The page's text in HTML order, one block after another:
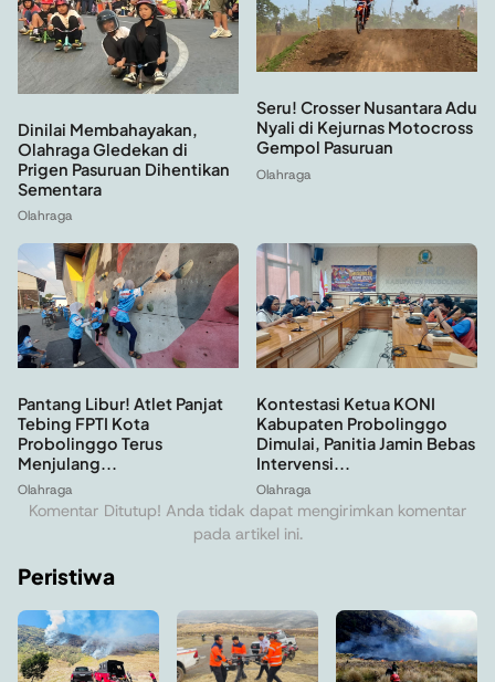
Dinilai Membahayakan,
Olahraga Gledekan di
Prigen Pasuruan Dihentikan
Sementara
Olahraga
Seru! Crosser Nusantara Adu
Nyali di Kejurnas Motocross
Gempol Pasuruan
Olahraga
Pantang Libur! Atlet Panjat
Tebing FPTI Kota
Probolinggo Terus
Menjulang...
Olahraga
Kontestasi Ketua KONI
Kabupaten Probolinggo
Dimulai, Panitia Jamin Bebas
Intervensi...
Olahraga
Komentar Ditutup! Anda tidak dapat mengirimkan komentar
pada artikel ini.
Peristiwa